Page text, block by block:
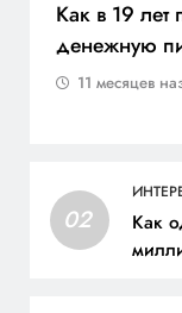
Как в 19 лет
денежную
11 месяцев
02
Как